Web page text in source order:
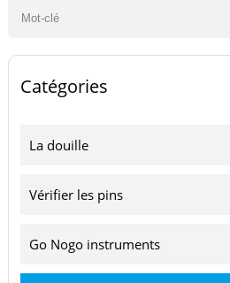
Catégories
La douille
Vérifier les pins
Go Nogo instruments